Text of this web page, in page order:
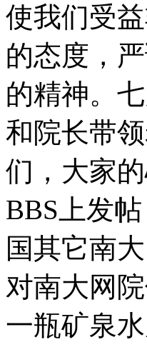
使我们受
的态度，
的精神。
和院长带
们，大家
BBS上发
国其它南
对南大网
一瓶矿泉